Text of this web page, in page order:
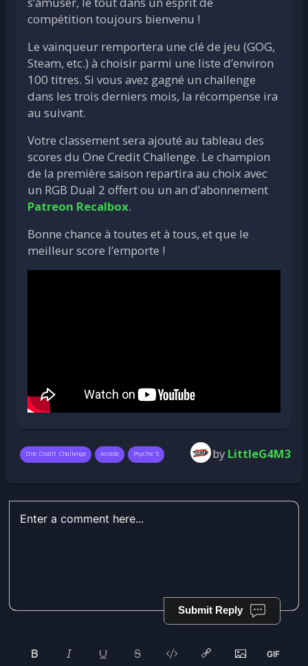
compétition toujours bienvenu !
Le vainqueur remportera une clé de jeu (GOG,
Steam, etc.) à choisir parmi une liste d’environ
100 titres. Si vous avez gagné un challenge
dans les trois derniers mois, la récompense ira
au suivant.
Votre classement sera ajouté au tableau des
scores du One Credit Challenge. Le champion
de la première saison repartira au choix avec
un RGB Dual 2 offert ou un an d’abonnement
Patreon Recalbox.
Bonne chance à toutes et à tous, et que le
meilleur score l’emporte !
One Credit Challenge Arcade Psychic 5 by LittleG4M3
Submit Reply